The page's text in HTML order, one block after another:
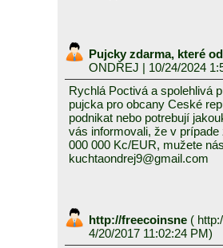
Pujcky zdarma, které
ONDŘEJ | 10/24/2024
Rychlá Poctivá a spolehlivá
pujcka pro obcany Ceské
podnikat nebo potrebují
vás informovali, že v
000 000 Kc/EUR, mužete
kuchtaondrej9@gmail.com
http://freecoinsne (
4/20/2017 11:02:24 PM)